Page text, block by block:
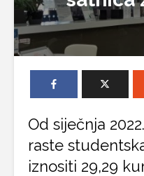
Od siječnja
raste
iznositi 29,29